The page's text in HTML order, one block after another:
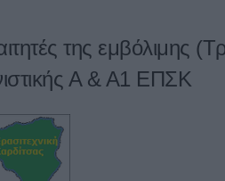
της εμβόλιμης
Α & Α1 ΕΠΣΚ